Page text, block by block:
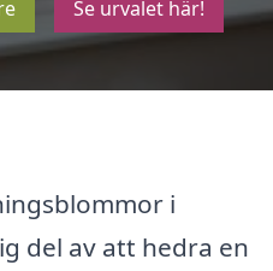
Se urvalet här!
i
del av att hedra en